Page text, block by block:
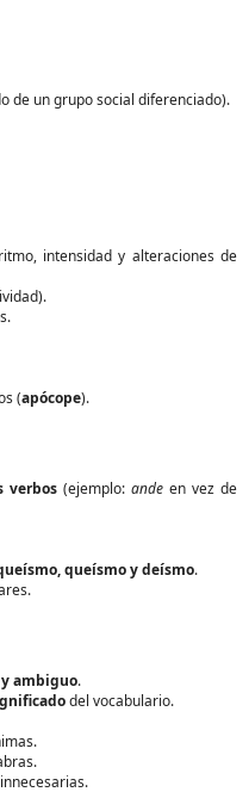
de un grupo social diferenciado).
intensidad y alteraciones de
(apócope).
verbos (ejemplo: ande en vez de
queísmo y deísmo.
ambiguo.
del vocabulario.